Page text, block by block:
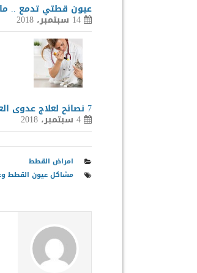
عيون قطتي تدمع ..
14 سبتمبر، 2018
7 نصائح لعلاج عدوى العين عند القطط
4 سبتمبر، 2018
امراض القطط
مشاكل عيون القطط